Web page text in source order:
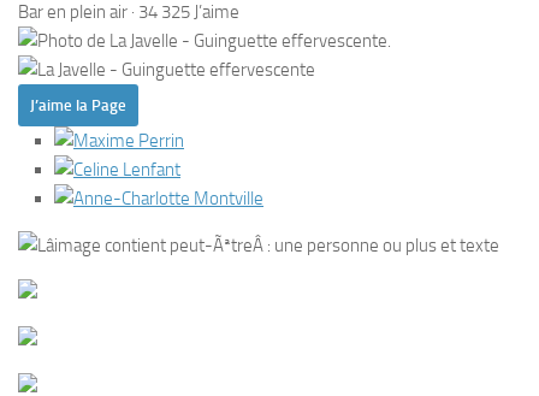
Bar en plein air · 34 325 J’aime
J’aime la Page